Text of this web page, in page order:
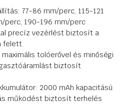
77-86 mm/perc, 115-121
perc, 190-196 mm/perc
precíz vezérlést biztosít a
felett.
maximális tolóerővel és minőségi
biztosít
2000 mAh kapacitású
működést biztosít terhelés